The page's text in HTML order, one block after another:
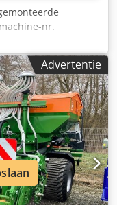
nr.
aanbouw compacte
hydraulische /
voor de weg voor
N Ejc Tock
Advertentie